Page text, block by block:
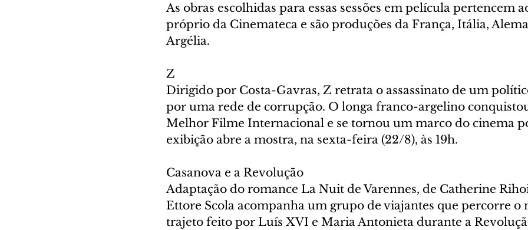
As obras escolhidas para essas sessões em película pertencem
próprio da Cinemateca e são produções da França, Itália,
Argélia.
Z
Dirigido por Costa-Gavras, Z retrata o assassinato de um
por uma rede de corrupção. O longa franco-argelino
Melhor Filme Internacional e se tornou um marco do cinema
exibição abre a mostra, na sexta-feira (22/8), às 19h.
Casanova e a Revolução
Adaptação do romance La Nuit de Varennes, de Catherine
Ettore Scola acompanha um grupo de viajantes que percorre o
trajeto feito por Luís XVI e Maria Antonieta durante a